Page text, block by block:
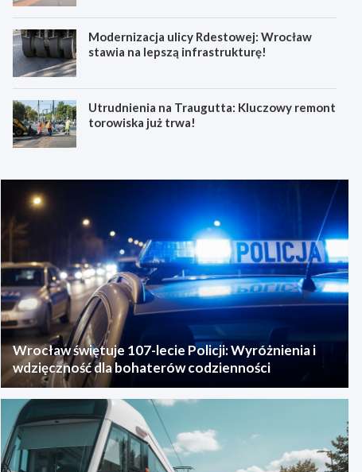
Modernizacja ulicy Rdestowej: Wrocław
stawia na lepszą infrastrukturę!
Utrudnienia na Traugutta: Kluczowy remont
torowiska już trwa!
Wrocław świętuje 107-lecie Policji: Wyróżnienia i
wdzięczność dla bohaterów codzienności